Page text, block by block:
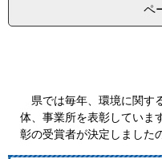
ペ
県では毎年、環境に関す
体、事業所を表彰していま
彰の受賞者が決定しました